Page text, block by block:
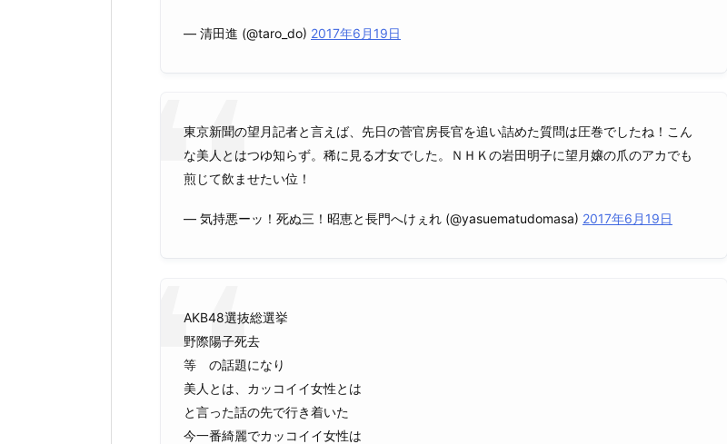
— 清田進 (@taro_do) 2017年6月19日
東京新聞の望月記者と言えば、先日の菅官房長官を追い詰めた質問は圧巻でしたね！こん
な美人とはつゆ知らず。稀に見る才女でした。ＮＨＫの岩田明子に望月嬢の爪のアカでも
煎じて飲ませたい位！
— 気持悪ーッ！死ぬ三！昭恵と長門へけぇれ (@yasuematudomasa) 2017年6月19日
AKB48選抜総選挙
野際陽子死去
等 の話題になり
美人とは、カッコイイ女性とは
と言った話の先で行き着いた
今一番綺麗でカッコイイ女性は